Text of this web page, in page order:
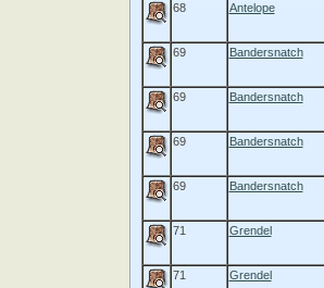
68 Antelope
69 Bandersnatch
69 Bandersnatch
69 Bandersnatch
69 Bandersnatch
71 Grendel
71 Grendel